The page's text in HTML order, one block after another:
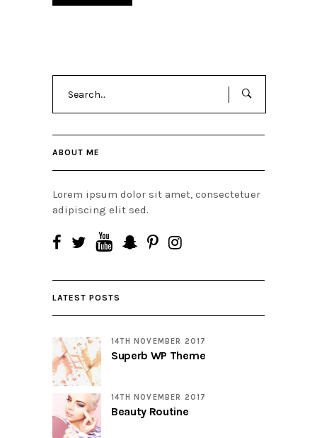
ABOUT ME
Lorem ipsum dolor sit amet, consectetuer
adipiscing elit sed.
LATEST POSTS
14TH NOVEMBER 2017
Superb WP Theme
14TH NOVEMBER 2017
Beauty Routine